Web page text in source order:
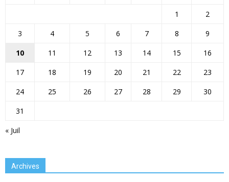
« Juil
1
2
3
4 5 6 7 8
9
10
11 12 13 14 15
16
17
18 19 20 21 22
23
24
25 26 27 28 29
30
31
Archives